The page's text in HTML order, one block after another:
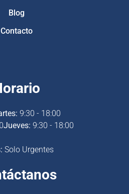
Blog
Contacto
9:30 - 18:00
Jueves: 9:30 - 18:00
Solo Urgentes